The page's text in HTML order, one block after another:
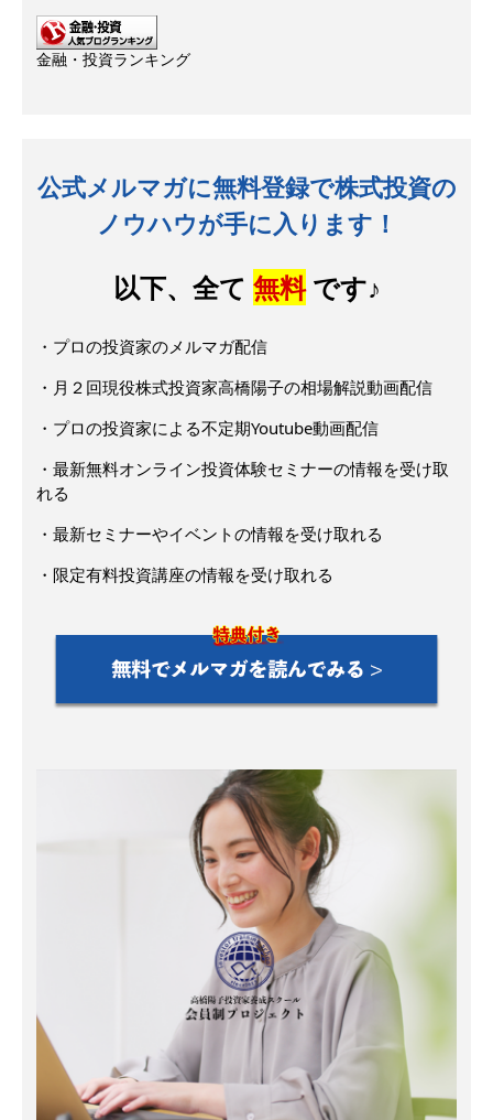
金融・投資ランキング
公式メルマガに無料登録で株式投資の
ノウハウが手に入ります！
以下、全て 無料です♪
・プロの投資家のメルマガ配信
・月２回現役株式投資家高橋陽子の相場解説動画配信
・プロの投資家による不定期Youtube動画配信
・最新無料オンライン投資体験セミナーの情報を受け取
れる
・最新セミナーやイベントの情報を受け取れる
・限定有料投資講座の情報を受け取れる